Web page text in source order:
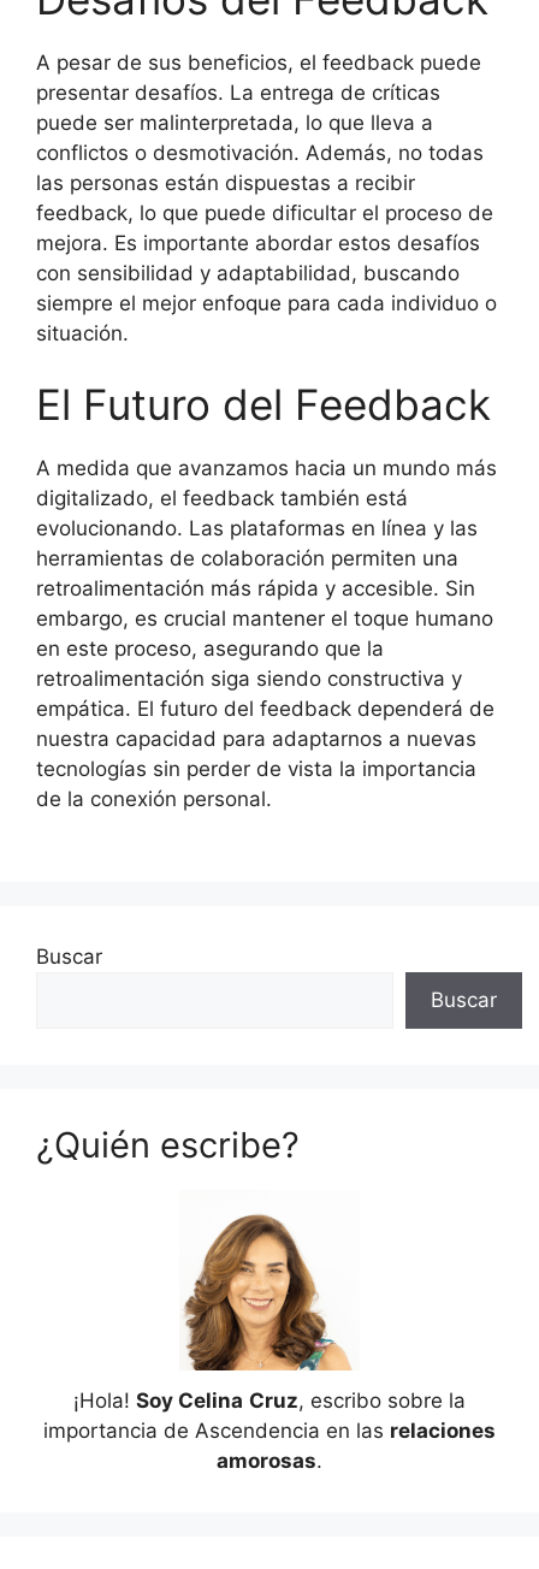
A pesar de sus beneficios, el feedback puede
presentar desafíos. La entrega de críticas
puede ser malinterpretada, lo que lleva a
conflictos o desmotivación. Además, no todas
las personas están dispuestas a recibir
feedback, lo que puede dificultar el proceso de
mejora. Es importante abordar estos desafíos
con sensibilidad y adaptabilidad, buscando
siempre el mejor enfoque para cada individuo o
situación.
El Futuro del Feedback
A medida que avanzamos hacia un mundo más
digitalizado, el feedback también está
evolucionando. Las plataformas en línea y las
herramientas de colaboración permiten una
retroalimentación más rápida y accesible. Sin
embargo, es crucial mantener el toque humano
en este proceso, asegurando que la
retroalimentación siga siendo constructiva y
empática. El futuro del feedback dependerá de
nuestra capacidad para adaptarnos a nuevas
tecnologías sin perder de vista la importancia
de la conexión personal.
Buscar
Buscar
¿Quién escribe?
¡Hola! Soy Celina Cruz, escribo sobre la
importancia de Ascendencia en las relaciones
amorosas.